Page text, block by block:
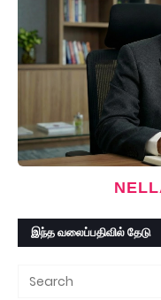
இந்த வலைப்பதிவில் தேடு